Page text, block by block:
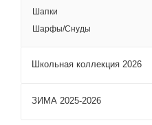
Шапки
Шарфы/Снуды
Школьная коллекция 2026
ЗИМА 2025-2026